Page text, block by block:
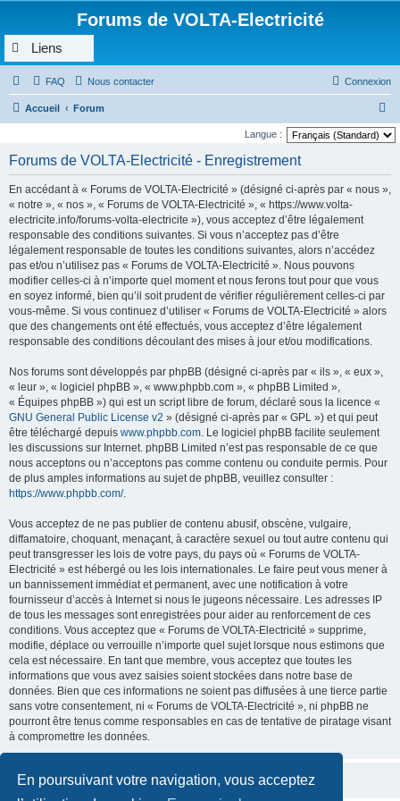
En poursuivant votre navigation, vous acceptez
Forums de VOLTA-Electricité
Liens
FAQ Nous contacter Connexion
Accueil Forum
e
e
Langue :
Forums de VOLTA-Electricité - Enregistrement
En accédant à « Forums de VOLTA-Electricité » (désigné ci-après par « nous »,
« notre », « nos », « Forums de VOLTA-Electricité », « https://www.volta-
electricite.info/forums-volta-electricite »), vous acceptez d’être légalement
responsable des conditions suivantes. Si vous n’acceptez pas d’être
légalement responsable de toutes les conditions suivantes, alors n’accédez
pas et/ou n’utilisez pas « Forums de VOLTA-Electricité ». Nous pouvons
modifier celles-ci à n’importe quel moment et nous ferons tout pour que vous
en soyez informé, bien qu’il soit prudent de vérifier régulièrement celles-ci par
vous-même. Si vous continuez d’utiliser « Forums de VOLTA-Electricité » alors
que des changements ont été effectués, vous acceptez d’être légalement
responsable des conditions découlant des mises à jour et/ou modifications.
Nos forums sont développés par phpBB (désigné ci-après par « ils », « eux »,
« leur », « logiciel phpBB », « www.phpbb.com », « phpBB Limited »,
« Équipes phpBB ») qui est un script libre de forum, déclaré sous la licence «
GNU General Public License v2 » (désigné ci-après par « GPL ») et qui peut
être téléchargé depuis www.phpbb.com. Le logiciel phpBB facilite seulement
les discussions sur Internet. phpBB Limited n’est pas responsable de ce que
nous acceptons ou n’acceptons pas comme contenu ou conduite permis. Pour
de plus amples informations au sujet de phpBB, veuillez consulter :
https://www.phpbb.com/.
Vous acceptez de ne pas publier de contenu abusif, obscène, vulgaire,
diffamatoire, choquant, menaçant, à caractère sexuel ou tout autre contenu qui
peut transgresser les lois de votre pays, du pays où « Forums de VOLTA-
Electricité » est hébergé ou les lois internationales. Le faire peut vous mener à
un bannissement immédiat et permanent, avec une notification à votre
fournisseur d’accès à Internet si nous le jugeons nécessaire. Les adresses IP
de tous les messages sont enregistrées pour aider au renforcement de ces
conditions. Vous acceptez que « Forums de VOLTA-Electricité » supprime,
modifie, déplace ou verrouille n’importe quel sujet lorsque nous estimons que
cela est nécessaire. En tant que membre, vous acceptez que toutes les
informations que vous avez saisies soient stockées dans notre base de
données. Bien que ces informations ne soient pas diffusées à une tierce partie
sans votre consentement, ni « Forums de VOLTA-Electricité », ni phpBB ne
pourront être tenus comme responsables en cas de tentative de piratage visant
à compromettre les données.